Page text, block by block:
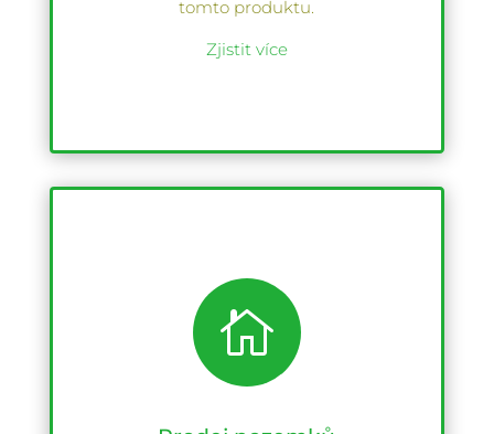
tomto produktu.
Zjistit více
